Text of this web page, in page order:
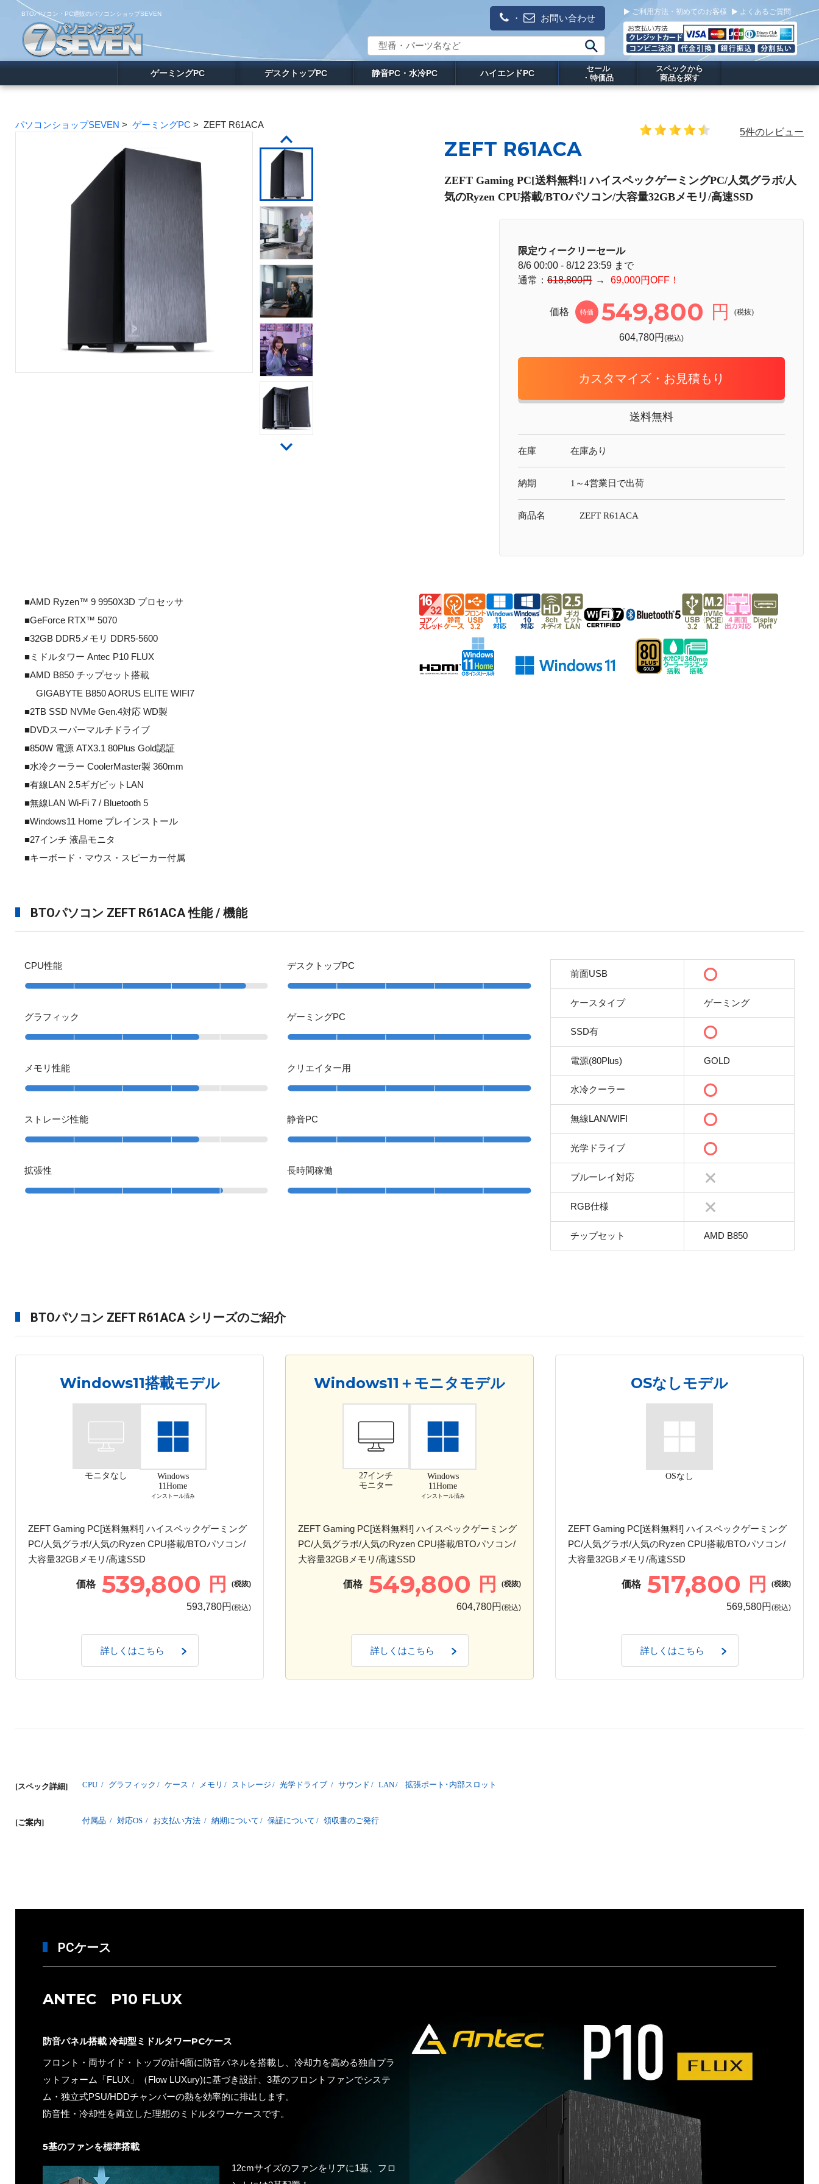
BTOパソコン・PC通販のパソコンショップSEVEN ・ お問い合わせ
ご利用方法・初めてのお客様 よくあるご質問
ゲーミングPC デスクトップPC 静音PC・水冷PC ハイエンドPC
セール
・特価品
スペックから
商品を探す
パソコンショップSEVEN > ゲーミングPC > ZEFT R61ACA
ZEFT R61ACA
5件のレビュー
ZEFT Gaming PC[送料無料!] ハイスペックゲーミングPC/人気グラボ/人
気のRyzen CPU搭載/BTOパソコン/大容量32GBメモリ/高速SSD
限定ウィークリーセール
8/6 00:00 - 8/12 23:59 まで
通常： 618,800円 → 69,000円OFF！
価格 特価 549,800 円 (税抜)
604,780円 (税込)
カスタマイズ・お見積もり
送料無料
在庫 在庫あり
納期 1～4営業日で出荷
商品名 ZEFT R61ACA
■AMD Ryzen™ 9 9950X3D プロセッサ
■GeForce RTX™ 5070
■32GB DDR5メモリ DDR5-5600
■ミドルタワー Antec P10 FLUX
■AMD B850 チップセット搭載
GIGABYTE B850 AORUS ELITE WIFI7
■2TB SSD NVMe Gen.4対応 WD製
■DVDスーパーマルチドライブ
■850W 電源 ATX3.1 80Plus Gold認証
■水冷クーラー CoolerMaster製 360mm
■有線LAN 2.5ギガビットLAN
■無線LAN Wi-Fi 7 / Bluetooth 5
■Windows11 Home プレインストール
■27インチ 液晶モニタ
■キーボード・マウス・スピーカー付属
BTOパソコン ZEFT R61ACA 性能 / 機能
CPU性能
グラフィック
メモリ性能
ストレージ性能
拡張性
デスクトップPC
ゲーミングPC
クリエイター用
静音PC
長時間稼働
前面USB
ケースタイプ ゲーミング
SSD有
電源(80Plus) GOLD
水冷クーラー
無線LAN/WIFI
光学ドライブ
ブルーレイ対応
RGB仕様
チップセット AMD B850
BTOパソコン ZEFT R61ACA シリーズのご紹介
Windows11搭載モデル
モニタなし
Windows
11Home
インストール済み
ZEFT Gaming PC[送料無料!] ハイスペックゲーミング
PC/人気グラボ/人気のRyzen CPU搭載/BTOパソコン/
大容量32GBメモリ/高速SSD
価格 539,800 円 (税抜)
593,780円 (税込)
詳しくはこちら
Windows11＋モニタモデル
27インチ
モニター
Windows
11Home
インストール済み
ZEFT Gaming PC[送料無料!] ハイスペックゲーミング
PC/人気グラボ/人気のRyzen CPU搭載/BTOパソコン/
大容量32GBメモリ/高速SSD
価格 549,800 円 (税抜)
604,780円 (税込)
詳しくはこちら
OSなしモデル
OSなし
ZEFT Gaming PC[送料無料!] ハイスペックゲーミング
PC/人気グラボ/人気のRyzen CPU搭載/BTOパソコン/
大容量32GBメモリ/高速SSD
価格 517,800 円 (税抜)
569,580円 (税込)
詳しくはこちら
[スペック詳細] CPU / グラフィック / ケース / メモリ / ストレージ / 光学ドライブ / サウンド / LAN/ 拡張ポート･内部スロット
[ご案内] 付属品 / 対応OS / お支払い方法 / 納期について / 保証について / 領収書のご発行
PCケース
ANTEC P10 FLUX
防音パネル搭載 冷却型ミドルタワーPCケース
フロント・両サイド・トップの計4面に防音パネルを搭載し、冷却力を高める独自プラ
ットフォーム「FLUX」（Flow LUXury)に基づき設計、3基のフロントファンでシステ
ム・独立式PSU/HDDチャンバーの熱を効率的に排出します。
防音性・冷却性を両立した理想のミドルタワーケースです。
5基のファンを標準搭載
12cmサイズのファンをリアに1基、フロ